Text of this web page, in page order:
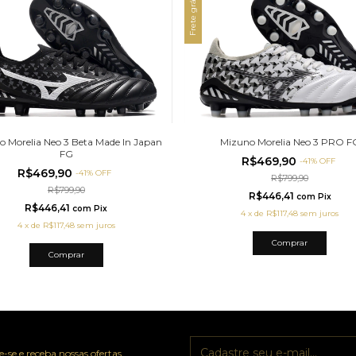
Morelia Neo 3 Beta Made In Japan
FG
R$469,90-41%OFF
R$799,90
R$446,41com Pix
4 x de R$117,48 sem juros
Comprar
Frete grátis
Mizuno Morelia Neo 3 PRO
R$469,90 -41% OFF
R$799,90
R$446,41 com Pix
4 xde R$117,48 sem juros
Comprar
se e receba nossas ofertas.